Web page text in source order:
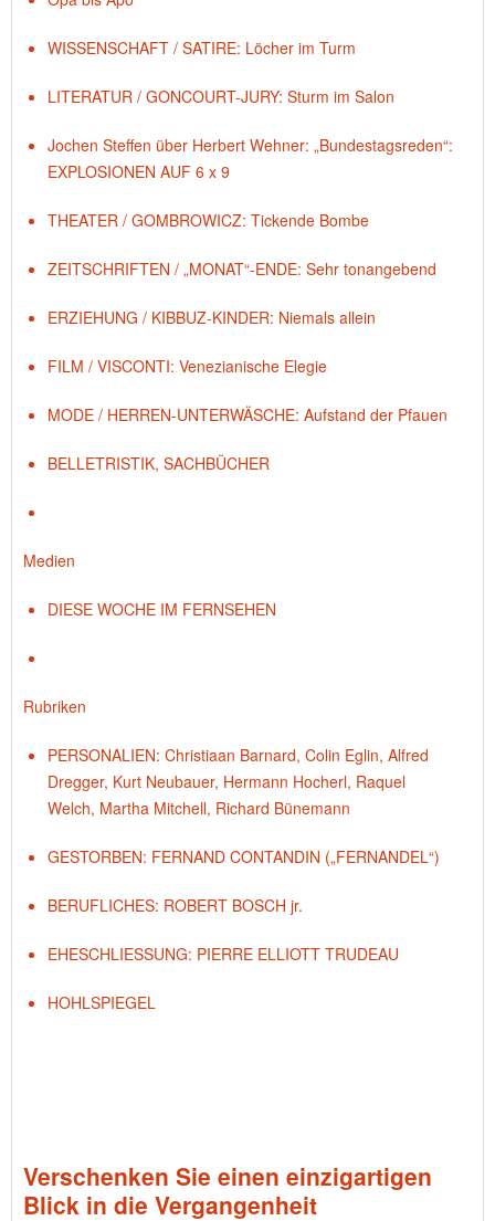
WISSENSCHAFT / SATIRE: Löcher im Turm
LITERATUR / GONCOURT-JURY: Sturm im Salon
Jochen Steffen über Herbert Wehner: „Bundestagsreden“:
EXPLOSIONEN AUF 6 x 9
THEATER / GOMBROWICZ: Tickende Bombe
ZEITSCHRIFTEN / „MONAT“-ENDE: Sehr tonangebend
ERZIEHUNG / KIBBUZ-KINDER: Niemals allein
FILM / VISCONTI: Venezianische Elegie
MODE / HERREN-UNTERWÄSCHE: Aufstand der Pfauen
BELLETRISTIK, SACHBÜCHER
Medien
DIESE WOCHE IM FERNSEHEN
Rubriken
PERSONALIEN: Christiaan Barnard, Colin Eglin, Alfred
Dregger, Kurt Neubauer, Hermann Hocherl, Raquel
Welch, Martha Mitchell, Richard Bünemann
GESTORBEN: FERNAND CONTANDIN („FERNANDEL“)
BERUFLICHES: ROBERT BOSCH jr.
EHESCHLIESSUNG: PIERRE ELLIOTT TRUDEAU
HOHLSPIEGEL
Verschenken Sie einen einzigartigen
Blick in die Vergangenheit